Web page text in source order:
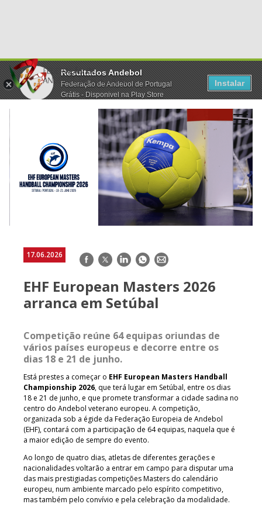
Resultados Andebol
Federação de Andebol de Portugal
Grátis - Disponivel na Play Store
Instalar
17.06.2026 Facebook
TwitterLinkedInWhatsApp
E-
EHF European Masters 2026
arranca em Setúbal
Competição reúne 64 equipas oriundas de
vários países europeus e decorre entre os
dias 18 e 21 de junho.
Está prestes a começar o EHF European Masters Handball
Championship 2026, que terá lugar em Setúbal, entre os dias
18 e 21 de junho, e que promete transformar a cidade sadina no
centro do Andebol veterano europeu. A competição,
organizada sob a égide da Federação Europeia de Andebol
(EHF), contará com a participação de 64 equipas, naquela que é
a maior edição de sempre do evento.
Ao longo de quatro dias, atletas de diferentes gerações e
nacionalidades voltarão a entrar em campo para disputar uma
das mais prestigiadas competições Masters do calendário
europeu, num ambiente marcado pelo espírito competitivo,
mas também pelo convívio e pela celebração da modalidade.